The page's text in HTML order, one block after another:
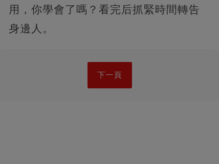
用，你學會了嗎？看完后抓緊時間轉告
身邊人。
下一頁